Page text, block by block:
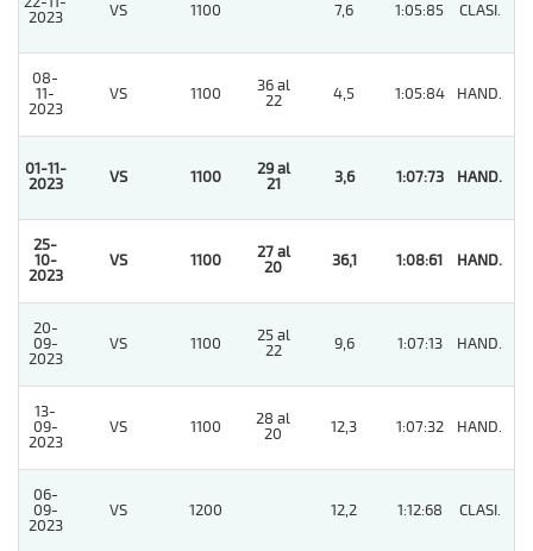
2023
VS 1100 7,6 1:05:85 CLASI.
08-
11-
2023
VS 1100
36 al
22
4,5 1:05:84 HAND.
01-11-
2023
VS 1100
29 al
21
3,6 1:07:73 HAND.
25-
10-
2023
VS 1100
27 al
20
36,1 1:08:61 HAND.
20-
09-
2023
VS 1100
25 al
22
9,6 1:07:13 HAND.
13-
09-
2023
VS 1100
28 al
20
12,3 1:07:32 HAND.
06-
09-
2023
VS 1200 12,2 1:12:68 CLASI.